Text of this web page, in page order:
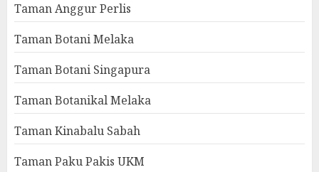
Taman Anggur Perlis
Taman Botani Melaka
Taman Botani Singapura
Taman Botanikal Melaka
Taman Kinabalu Sabah
Taman Paku Pakis UKM